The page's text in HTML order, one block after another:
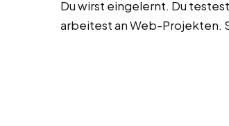
Du wirst eingelernt. Du
arbeitest an Web-Projekten.